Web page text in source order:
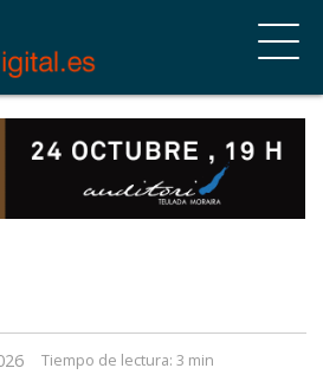
Tiempo de lectura: 3 min